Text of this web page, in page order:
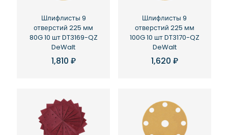
Шлифлисты 9
отверстий 225 мм
80G 10 шт DT3169-QZ
DeWalt
1,810 ₽
Шлифлисты 9
отверстий 225 мм
100G 10 шт DT3170-QZ
DeWalt
1,620 ₽